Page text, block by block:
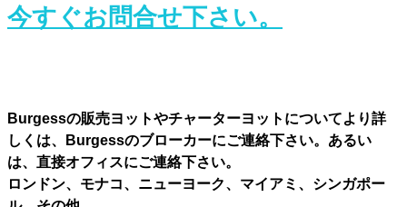
今すぐお問合せ下さい。
Burgessの販売ヨットやチャーターヨットについてより詳
しくは、Burgessのブローカーにご連絡下さい。あるい
は、直接オフィスにご連絡下さい。
ロンドン、モナコ、ニューヨーク、マイアミ、シンガポー